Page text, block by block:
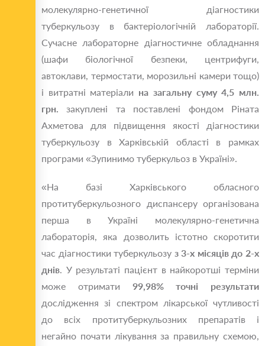
молекулярно-генетичної діагностики
туберкульозу в бактеріологічній лабораторії.
Сучасне лабораторне діагностичне обладнання
(шафи біологічної безпеки, центрифуги,
автоклави, термостати, морозильні камери тощо)
і витратні матеріали на загальну суму 4,5 млн.
грн. закуплені та поставлені фондом Ріната
Ахметова для підвищення якості діагностики
туберкульозу в Харківській області в рамках
програми «Зупинимо туберкульоз в Україні».
«На базі Харківського обласного
протитуберкульозного диспансеру організована
перша в Україні молекулярно-генетична
лабораторія, яка дозволить істотно скоротити
час діагностики туберкульозу з 3-х місяців до 2-х
днів. У результаті пацієнт в найкоротші терміни
може отримати 99,98% точні результати
дослідження зі спектром лікарської чутливості
до всіх протитуберкульозних препаратів і
негайно почати лікування за правильну схемою,